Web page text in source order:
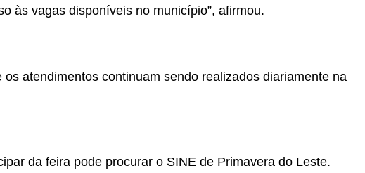
às vagas disponíveis no município”, afirmou.
atendimentos continuam sendo realizados diariamente na
da feira pode procurar o SINE de Primavera do Leste.